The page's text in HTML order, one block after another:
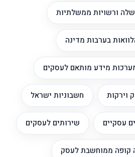
ורשויות ממשלתיות
בערבות מדינה
מידע מותאם לעסקים
חשבוניות ישראל
עסקיים שירותים לעסקים
קופה ממוחשבת לעסק